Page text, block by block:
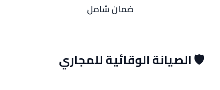
ضمان شامل
🛡️ الصيانة الوقائية للمجاري